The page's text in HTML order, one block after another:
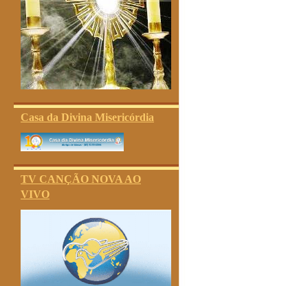
Casa da Divina Misericórdia
TV CANÇÃO NOVA AO
VIVO